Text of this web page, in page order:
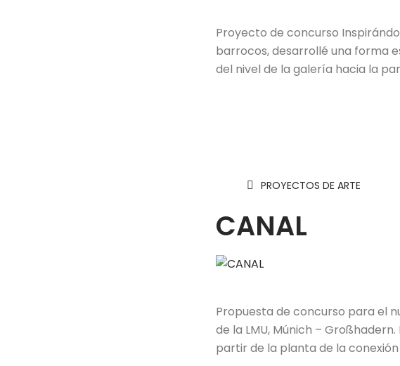
Proyecto de concurso
barrocos, desarrollé una forma
del nivel de la galería hacia la
PROYECTOS DE ARTE
CANAL
Propuesta de concurso para el
de la LMU, Múnich –
partir de la planta de la